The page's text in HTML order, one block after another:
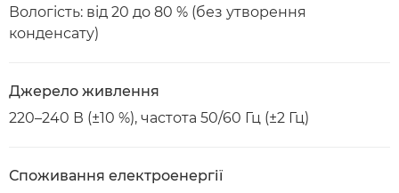
Вологість: від 20 до 80 % (без утворення
конденсату)
Джерело живлення
220–240 В (±10 %), частота 50/60 Гц (±2 Гц)
Споживання електроенергії